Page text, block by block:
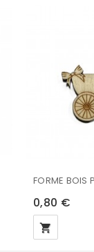
0,80 €
local_grocery_store